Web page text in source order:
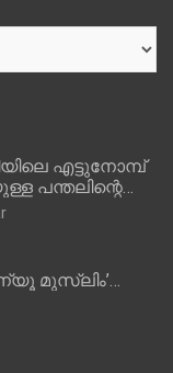
എട്ടുനോമ്പ്
പന്തലിന്റെ
വെരി.
നിർവഹിക്കുന്നു.
മുസ്ലിം’